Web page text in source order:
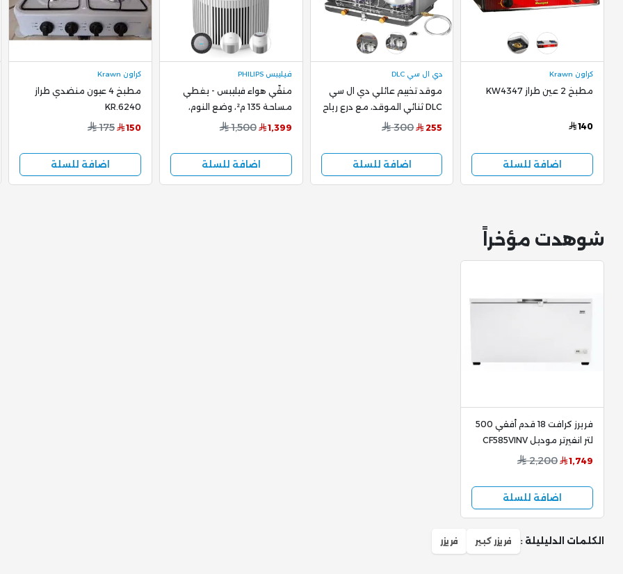
كراون Krawn
مطبخ 2 عين طراز KW4347
140
اضافة للسلة
دي ال سي DLC
موقد تخييم عائلي دي ال سي
DLC ثنائي الموقد، مع درع رياح
، CM-38544
255
300
اضافة للسلة
فيليبس PHILIPS
منقّي هواء فيليبس - يغطي
مساحة 135 م²، وضع النوم،
قفل للأطفال، تصميم مدمج،
1,399
1,500
اضافة للسلة
كراون Krawn
مطبخ 4 عيون منضدي طراز
KR.6240
150
175
اضافة للسلة
شوهدت مؤخراً
فريرز كرافت 18 قدم أفقي 500
لتر انفيرتر موديل CF585VINV
1,749
2,200
اضافة للسلة
الكلمات الدليليلة : فريزر كبير فريزر